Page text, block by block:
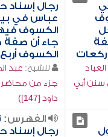
ركعات
أبي
رجال إسناد
عباس في
الكسوف
جاء أن صفة
الكسوف
للشيخ: عبد
جزء من
داود [147])
الفهرس:
رجال إسناد